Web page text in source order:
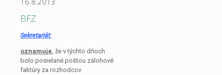
BFZ
Sekretariát:
oznamuje, že v týchto dňoch
bolo posielané poštou zálohové
faktúry za rozhodcov